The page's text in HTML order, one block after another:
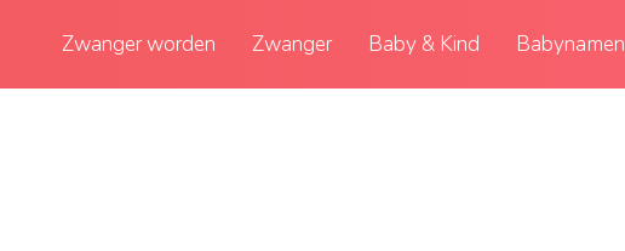
Zwanger worden Zwanger Baby & Kind Babynamen